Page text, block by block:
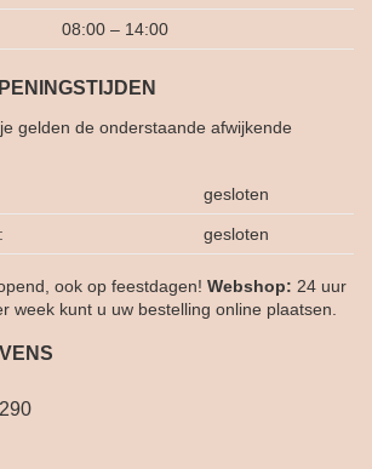
08:00 – 14:00
gelden de onderstaande afwijkende
gesloten
gesloten
ook op feestdagen! Webshop: 24 uur
week kunt u uw bestelling online plaatsen.